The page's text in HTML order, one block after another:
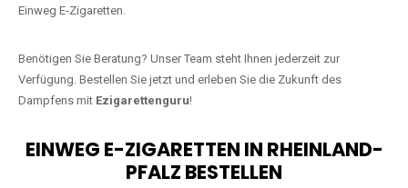
Einweg E-Zigaretten.
Benötigen Sie Beratung? Unser Team steht Ihnen jederzeit zur
Verfügung. Bestellen Sie jetzt und erleben Sie die Zukunft des
Dampfens mit Ezigarettenguru!
EINWEG E-ZIGARETTEN IN RHEINLAND-
PFALZ BESTELLEN